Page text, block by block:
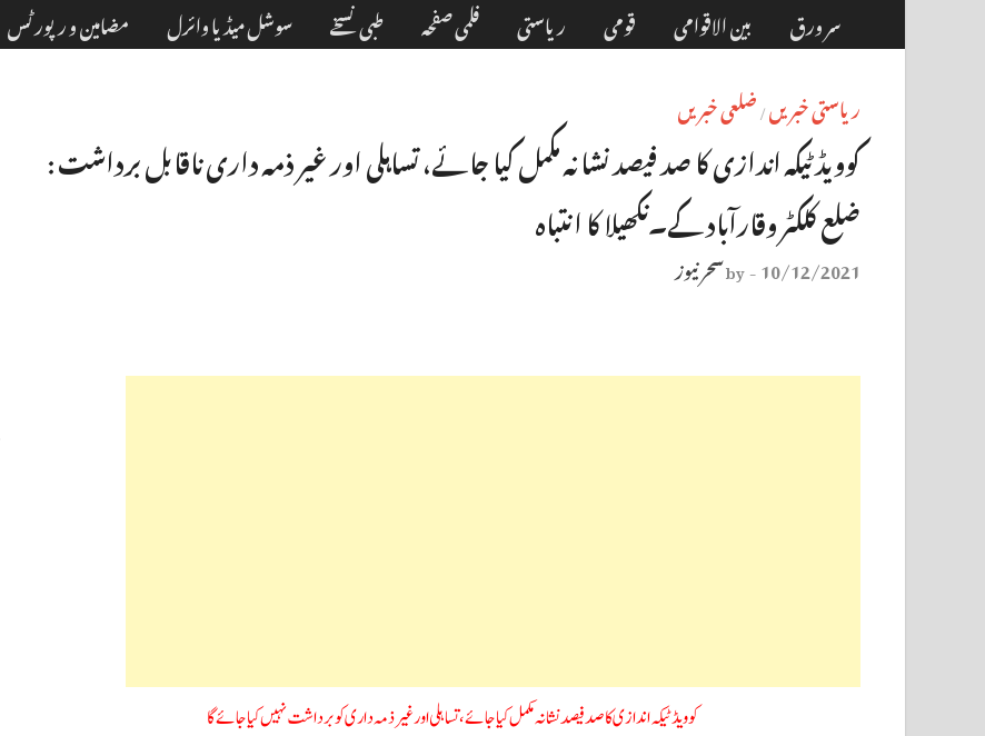
سر ورق بین الاقوامی قومی ریاستی فلمی صفحہ طبی نسخے سوشل میڈیا وائرل مضامین و رپورٹس
ریاستی خبریں / ضلعی خبریں
کوویڈ ٹیکہ اندازی کا صد فیصد نشانہ مکمل کیا جائے، تساہلی اور غیر ذمہ داری ناقابل برداشت :
ضلع کلکٹر وقارآباد کے۔نکھیلا کا انتباہ
10/12/2021
-
byسحر نیوز
کوویڈ ٹیکہ اندازی کا صد فیصد نشانہ مکمل کیا جائے،تساہلی اور غیر ذمہ داری کو برداشت نہیں کیا جائے گا